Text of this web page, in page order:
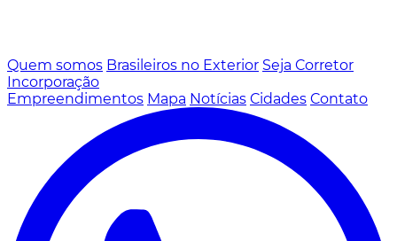
Quem somos Brasileiros no Exterior Seja Corretor
Incorporação
Empreendimentos Mapa Notícias Cidades Contato